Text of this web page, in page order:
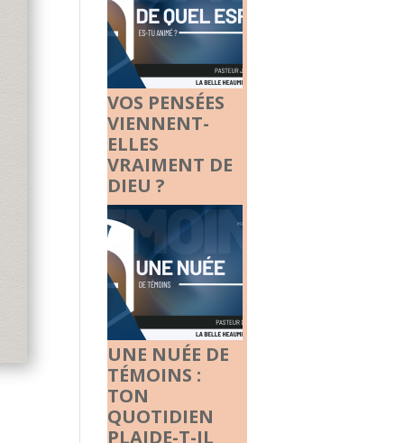
VOS PENSÉES
VIENNENT-
ELLES
VRAIMENT DE
DIEU ?
UNE NUÉE DE
TÉMOINS :
TON
QUOTIDIEN
PLAIDE-T-IL